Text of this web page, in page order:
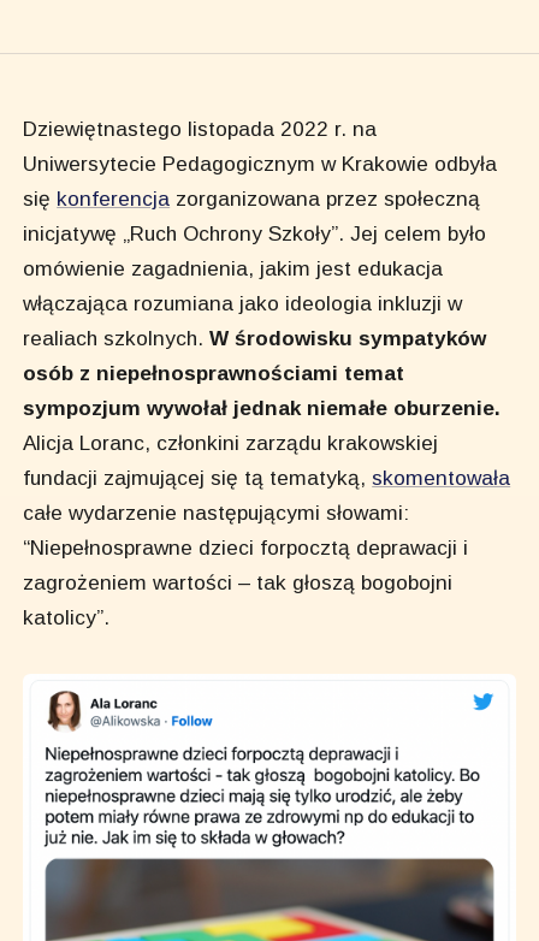
Dziewiętnastego listopada 2022 r. na
Uniwersytecie Pedagogicznym w Krakowie odbyła
się konferencja zorganizowana przez społeczną
inicjatywę „Ruch Ochrony Szkoły”. Jej celem było
omówienie zagadnienia, jakim jest edukacja
włączająca rozumiana jako ideologia inkluzji w
realiach szkolnych.W środowisku sympatyków
osób z niepełnosprawnościami temat
sympozjum wywołał jednak niemałe oburzenie.
Alicja Loranc, członkini zarządu krakowskiej
fundacji zajmującej się tą tematyką, skomentowała
całe wydarzenie następującymi słowami:
“Niepełnosprawne dzieci forpocztą deprawacji i
zagrożeniem wartości – tak głoszą bogobojni
katolicy”.